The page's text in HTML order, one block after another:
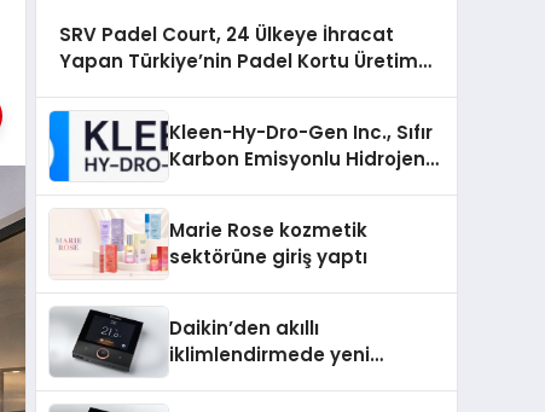
SRV Padel Court, 24 Ülkeye İhracat
Yapan Türkiye’nin Padel Kortu Üretim
Kleen-Hy-Dro-Gen Inc., Sıfır
Karbon Emisyonlu Hidrojen
Aldı
Marie Rose kozmetik
sektörüne giriş yaptı
Daikin’den akıllı
iklimlendirmede yeni